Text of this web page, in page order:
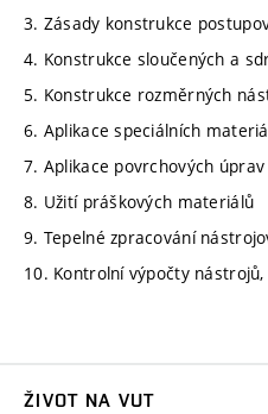
3. Zásady konstrukce
4. Konstrukce sloučených a
5. Konstrukce rozměrných
6. Aplikace speciálních
7. Aplikace povrchových
8. Užití práškových materiálů
9. Tepelné zpracování
10. Kontrolní výpočty
ŽIVOT NA VUT